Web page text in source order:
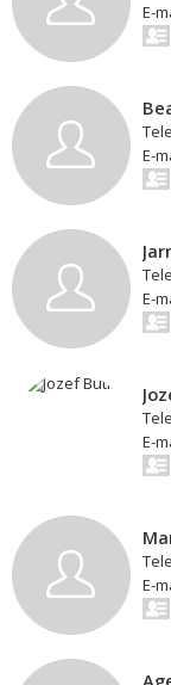
E-
E-
E-
E-
E-